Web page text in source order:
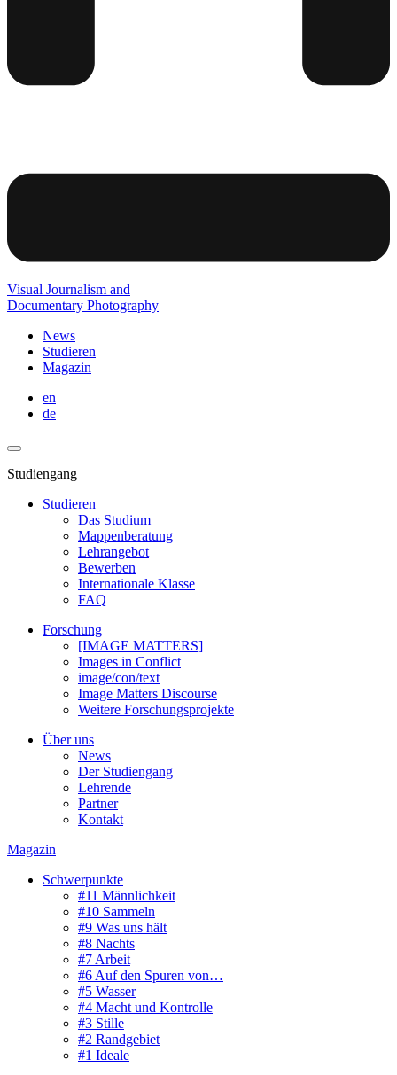
Visual Journalism and
Documentary Photography
News
Studieren
Magazin
en
de
Studiengang
Studieren
Das Studium
Mappenberatung
Lehrangebot
Bewerben
Internationale Klasse
FAQ
Forschung
[IMAGE MATTERS]
Images in Conflict
image/con/text
Image Matters Discourse
Weitere Forschungsprojekte
Über uns
News
Der Studiengang
Lehrende
Partner
Kontakt
Magazin
Schwerpunkte
#11 Männlichkeit
#10 Sammeln
#9 Was uns hält
#8 Nachts
#7 Arbeit
#6 Auf den Spuren von…
#5 Wasser
#4 Macht und Kontrolle
#3 Stille
#2 Randgebiet
#1 Ideale